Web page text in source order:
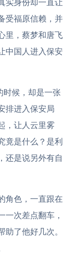
受福原信赖，并
里，蔡梦和唐飞
中国人进入保安
时候，却是一张
排进入保安局
，让人云里雾
竟是什么？是利
还是说另外有自
角色，一直跟在
一次差点翻车，
了他好几次。